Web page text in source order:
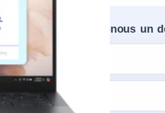
Demandez-nous un